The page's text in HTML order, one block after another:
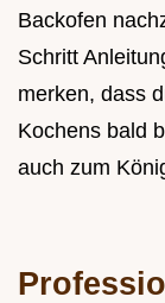
Backofen
Schritt
merken, dass
Kochens bald
auch zum